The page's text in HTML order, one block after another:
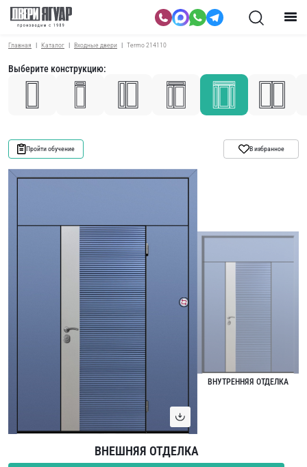
Главная Каталог Входные двери Termo 214110
Выберите конструкцию:
Пройти обучение В избранное
ВНУТРЕННЯЯ ОТДЕЛКА
ВНЕШНЯЯ ОТДЕЛКА